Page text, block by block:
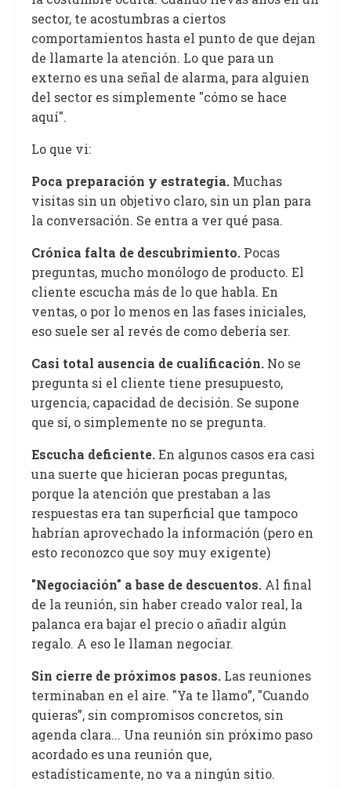
sector, te acostumbras a ciertos
comportamientos hasta el punto de que dejan
de llamarte la atención. Lo que para un
externo es una señal de alarma, para alguien
del sector es simplemente "cómo se hace
aquí".
Lo que vi:
Poca preparación y estrategia. Muchas
visitas sin un objetivo claro, sin un plan para
la conversación. Se entra a ver qué pasa.
Crónica falta de descubrimiento. Pocas
preguntas, mucho monólogo de producto. El
cliente escucha más de lo que habla. En
ventas, o por lo menos en las fases iniciales,
eso suele ser al revés de como debería ser.
Casi total ausencia de cualificación. No se
pregunta si el cliente tiene presupuesto,
urgencia, capacidad de decisión. Se supone
que sí, o simplemente no se pregunta.
Escucha deficiente.En algunos casos era casi
una suerte que hicieran pocas preguntas,
porque la atención que prestaban a las
respuestas era tan superficial que tampoco
habrían aprovechado la información (pero en
esto reconozco que soy muy exigente)
"Negociación" a base de descuentos. Al final
de la reunión, sin haber creado valor real, la
palanca era bajar el precio o añadir algún
regalo. A eso le llaman negociar.
Sin cierre de próximos pasos. Las reuniones
terminaban en el aire. "Ya te llamo”, "Cuando
quieras”, sin compromisos concretos, sin
agenda clara... Una reunión sin próximo paso
acordado es una reunión que,
estadísticamente, no va a ningún sitio.